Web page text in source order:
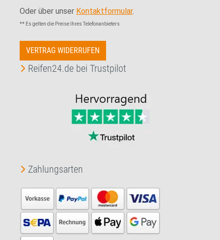
Oder über unser Kontaktformular.
** Es gelten die Preise Ihres Telefonanbieters
VERTRAG WIDERRUFEN
Reifen24.de bei Trustpilot
Zahlungsarten